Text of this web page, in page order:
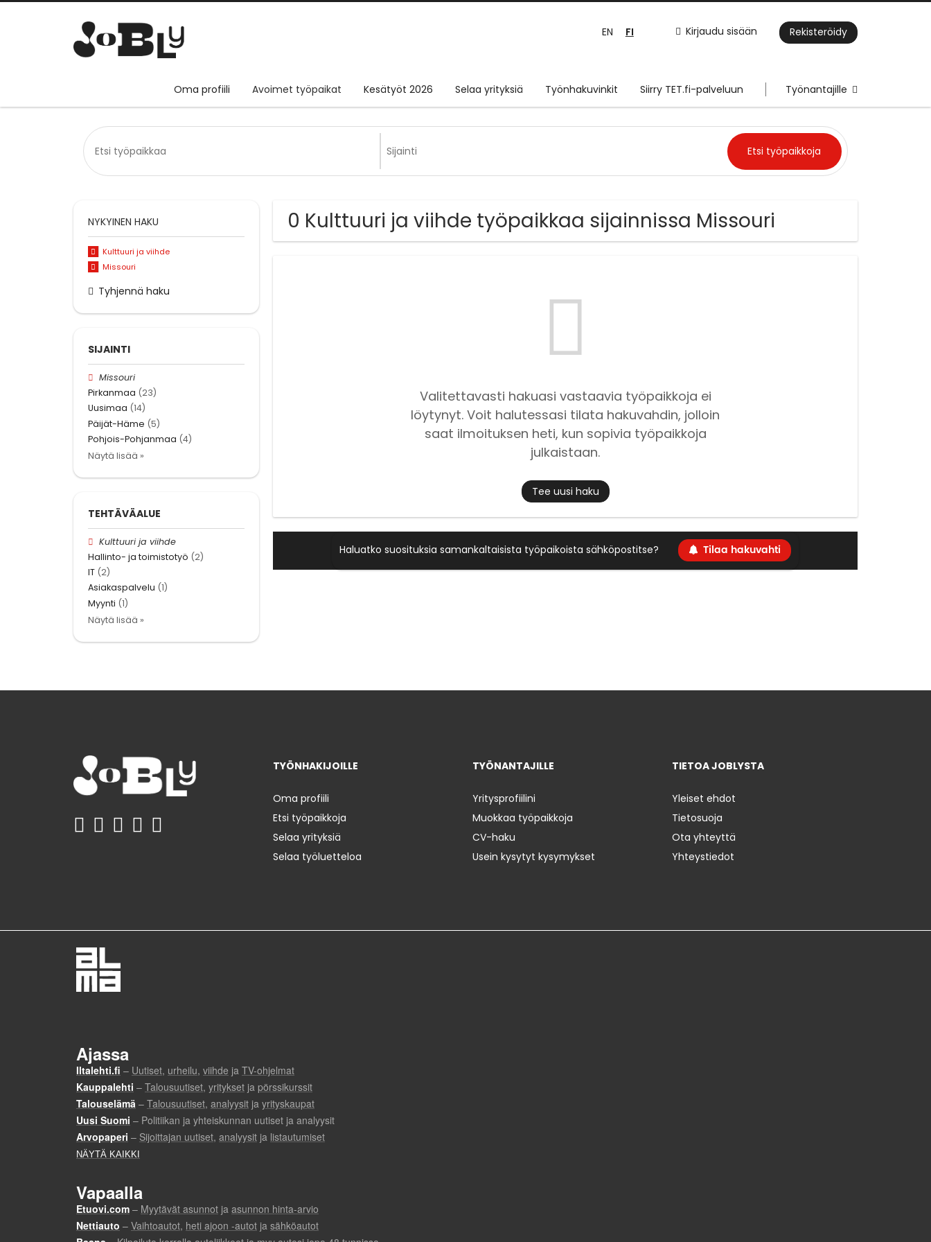
Kirjaudu sisään Rekisteröidy
EN FI
Oma profiili Avoimet työpaikat Kesätyöt 2026 Selaa yrityksiä Työnhakuvinkit Siirry TET.fi-palveluun Työnantajille
0 Kulttuuri ja viihde työpaikkaa sijainnissa Missouri
Valitettavasti hakuasi vastaavia työpaikkoja ei
löytynyt. Voit halutessasi tilata hakuvahdin, jolloin
saat ilmoituksen heti, kun sopivia työpaikkoja
julkaistaan.
Tee uusi haku
Haluatko suosituksia samankaltaisista työpaikoista sähköpostitse? Tilaa hakuvahti
NYKYINEN HAKU
Kulttuuri ja viihde
Missouri
Tyhjennä haku
SIJAINTI
Missouri
Pirkanmaa (23)
Uusimaa (14)
Päijät-Häme (5)
Pohjois-Pohjanmaa (4)
Näytä lisää »
TEHTÄVÄALUE
Kulttuuri ja viihde
Hallinto- ja toimistotyö (2)
IT (2)
Asiakaspalvelu (1)
Myynti (1)
Näytä lisää »
TYÖNHAKIJOILLE
Oma profiili
Etsi työpaikkoja
Selaa yrityksiä
Selaa työluetteloa
TYÖNANTAJILLE
Yritysprofiilini
Muokkaa työpaikkoja
CV-haku
Usein kysytyt kysymykset
TIETOA JOBLYSTA
Yleiset ehdot
Tietosuoja
Ota yhteyttä
Yhteystiedot